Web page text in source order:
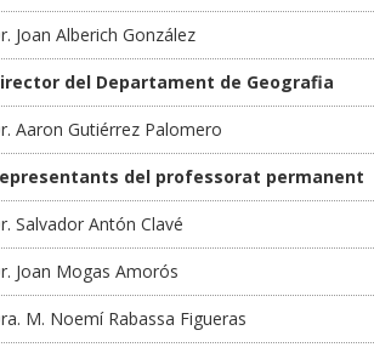
Joan Alberich González
del Departament de Geografia
Aaron Gutiérrez Palomero
del professorat permanent
Salvador Antón Clavé
Joan Mogas Amorós
M. Noemí Rabassa Figueras